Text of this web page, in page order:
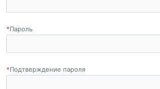
*Пароль
*Подтверждение пароля